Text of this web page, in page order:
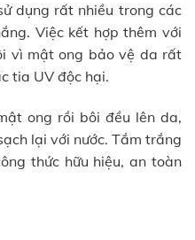
dụng rất nhiều trong các
Việc kết hợp thêm với
vì mật ong bảo vệ da rất
tia UV độc hại.
ong rồi bôi đều lên da,
lại với nước. Tắm trắng
thức hữu hiệu, an toàn